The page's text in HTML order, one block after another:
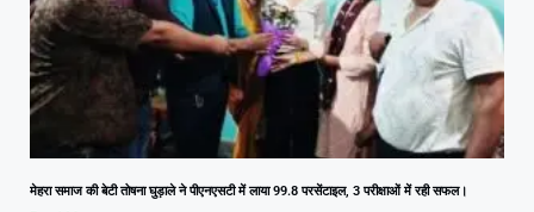
मेहरा समाज की बेटी तोषना घुड़ाले ने पीएनएसटी में लाया 99.8 परसेंटाइल, 3 परीक्षाओं में रही सफल।